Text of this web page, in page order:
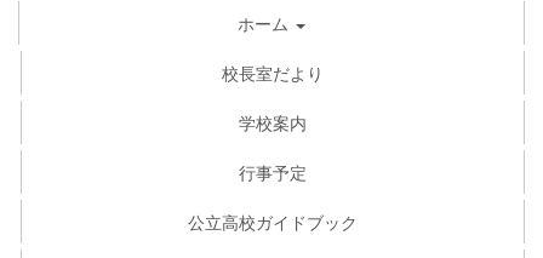
ホーム
校長室だより
学校案内
行事予定
公立高校ガイドブック